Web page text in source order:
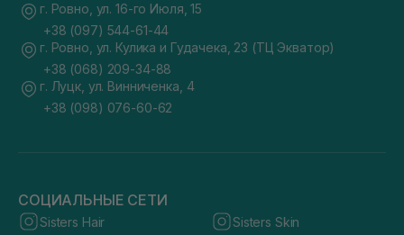
г. Ровно, ул. 16-го Июля, 15
+38 (097) 544-61-44
г. Ровно, ул. Кулика и Гудачека, 23 (ТЦ Экватор)
+38 (068) 209-34-88
г. Луцк, ул. Винниченка, 4
+38 (098) 076-60-62
СОЦИАЛЬНЫЕ СЕТИ
Sisters Hair Sisters Skin